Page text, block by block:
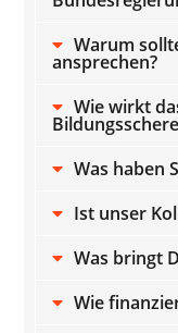
Warum
ansprechen?
Wie wirkt
Was haben
Ist unser
Was bringt
Wie